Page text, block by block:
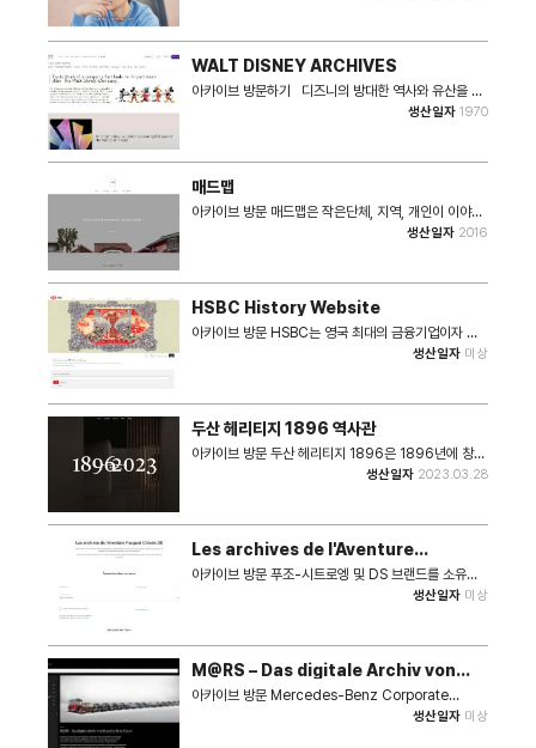
과 의미 있는 자료를 보존(Archive)하고자 하였습니다.
력과 과정이 있었는지를 조명하였던 프로그램입니다. 주
식회사 11018에서 운영하고 있는 아카이브K에서는 유
튜브, 인스타그램 외에도 이 아카이브 플랫폼에서 대한
민국 대중음악실록, 대중음악인 라이브러리, 인터뷰, 칼
WALT DISNEY ARCHIVES
아카이브 방문하기 디즈니의 방대한 역사와 유산을 보
존하고 공유하는 세계적 수준의 디지털 아카이브입니다.
디즈니의 창작 과정과 발전사를 아우르는 귀중한 자료를
초월하며 전 세계 팬들에게 사랑받는 이유를 체계적으로
조명합니다. 연구자, 팬, 그리고 디즈니 역사에 관심 있
는 모든 사람들에게 디즈니 작품의 문화적, 예술적 가치
를 깊이 이해할 수 있는 자료를 제공합니다.
생산일자 1970
매드맵
아카이브 방문 매드맵은 작은단체, 지역, 개인이 이야기
하는 소소한 동네 이야기를 모으는 프로젝트를 진행하는
은 마을지도들이 만들어지지만 주변 사람들과 나누고 사
라지는 것이 대부분인 것을 목격했습니다. 너무 좋았던
그 지도의 장소를 다시 찾으려는데 인터넷에 아무리 검
색해도 나오지 않았던 경험에서 마을지도의 온라인 유통
및 공유가 필요하다고 생각해 매드맵을 운영하게 되었습
니다. 여러분이 만든 동네의 지도가 널리널리 퍼질 수 있
서치 툴, 내용정리 그리고 지도를 그려서 표현하기 등 체
계적인 단계를 가지고 워크숍을 진행합니다. 지역을 바
라보며 동네의 사회적약자를 위한 정보를 만들기도 하
고, 지역 사회와 공유하는 것을 좋아합니다. 지역의 이야
행하고 싶은 분을 만나고 싶습니다.
생산일자 2016
HSBC History Website
아카이브 방문 HSBC는 영국 최대의 금융기업이자 글
로벌 금융 기업이다. 1865년 영국에서 설립된 HSBC
역사를 가진 HSBC는 유럽계 은행이라는 태동과 아시
아(홍콩·상하이)를 중심으로 성장한 독특한 이력을 가진
금융기업이다. 따라서 풍부하고 독특한 금융역사를 가지
고 있다. 본 HSBC History Website에서 HSBC 고
유한 아카이브 컬렉션을 검색할 수 있으며, 전시물을 둘
러보며 가상 아카이브 투어를 진행할 수 있다.
생산일자 미상
두산 헤리티지 1896 역사관
아카이브 방문 두산 헤리티지 1896은 1896년에 창업
한 대한민국 최고(最古) 기업 두산그룹 역사를 기록한
이르기까지 다양한 시대상과 생활양식을 엿볼 수 있는
사료가 보관되어 있다. 두산은 대한민국 최고기업이라는
사명감을 갖고 앞으로도 국가 경제와 국민의 삶에 보탬
이 되는 기업이 되고자 노력할 것이다. 그리고 두산 헤리
티지 1896에 찬란한 미래의 역사를 계속해서 기록해
생산일자 2023.03.28
Les archives de l'Aventure
Peugeot Citroën DS
아카이브 방문 푸조-시트로엥 및 DS 브랜드를 소유한
PSA Group의 Panhard, Simca, Chrysler
프랑스 PSA Group의 다양한 자료 등을 아카이브 포털
을 통해 확인하실 수 있습니다.
생산일자 미상
M@RS – Das digitale Archiv von
Mercedes-Benz Classic
아카이브 방문 Mercedes-Benz Corporate
Archive는 135년 이상의 자동차 역사를 다루는 독특
생산일자 미상